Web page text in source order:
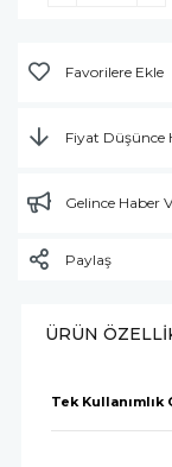
Favorilere Ekle
Fiyat Düşünce
Gelince Haber
Paylaş
ÜRÜN
Tek Kullanımlık